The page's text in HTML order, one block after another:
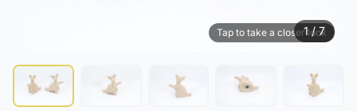
Tap to take a closer look
1 / 7